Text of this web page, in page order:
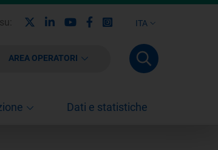
ITA
LinkedinYoutubeFacebook
Instagram
AREA OPERATORI
Dati e statistiche